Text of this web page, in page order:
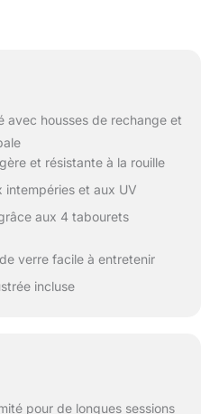
avec housses de rechange et
et résistante à la rouille
intempéries et aux UV
aux 4 tabourets
verre facile à entretenir
incluse
pour de longues sessions